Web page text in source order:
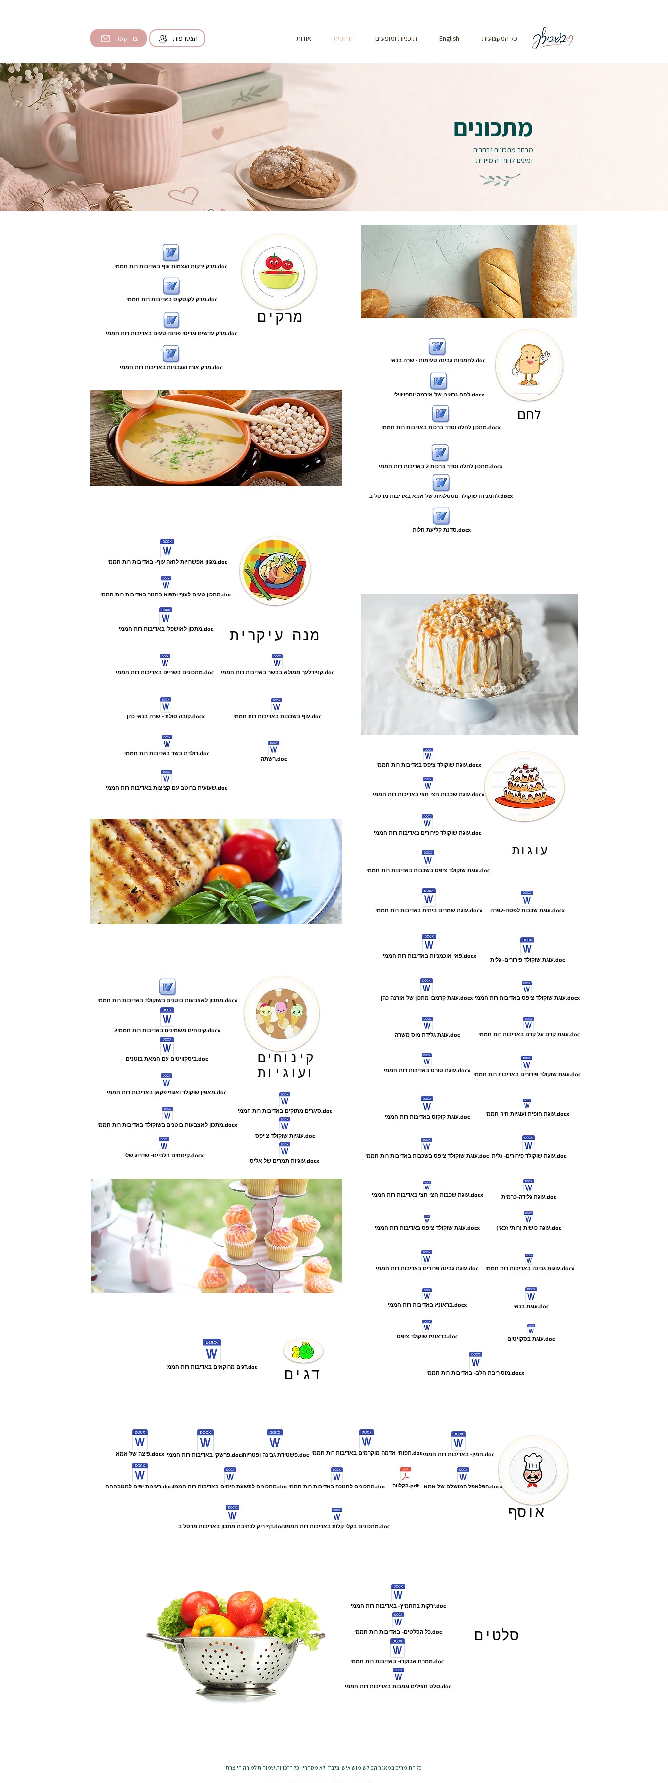
צרי קשר הצטרפות כל המקצועות English תוכניות ומופעים חיזוקית אודות
מתכונים
מבחר מתכונים נבחרים
זמינים להורדה מיידית
מרק ירקות ועצמות עוף באדיבות רות חממי.doc
מרק לקוסקוס באדיבות רות חממי.doc
מרק עדשים וגריסי פנינה טעים באדיבות רות חממי.doc
מרק אורז ועגבניות באדיבות רות חממי.doc
מרקים
מגוון אפשרויות לחזה עוף- באדיבות רות חממי.doc
מתכון טעים לעוף ותפוא בתנור באדיבות רות חממי.doc
מתכון לאושפלו באדיבות רות חממי.doc
מתכונים בשריים באדיבות רות חממי.doc
קובה סולת - שרה בנאי כהן.docx
רולדת בשר באדיבות רות חממי.doc
מנה עיקרית
קניידלעך ממולא בבשר באדיבות רות חממי.doc
עוף בשכבות באדיבות רות חממי.doc
רשתה.doc
שעועית ברוטב עם קציצות באדיבות רות חממי.doc
מתכון לאצבעות בוטנים בשוקולד באדיבות רות חממי.docx
2קינוחים משמינים באדיבות רות חממי.docx
ביסקוויטים עם חמאת בוטנים.doc
מאפין שוקולד ואגוזי פקאן באדיבות רות חממי.doc
מתכון לאצבעות בוטנים בשוקולד באדיבות רות חממי.docx
קינוחים חלביים- שדרוג שלי.docx
קינוחים
ועוגיות
סיגרים מתוקים באדיבות רות חממי.doc
עוגיות שוקולד צ'יפס.doc
עוגיות תמרים של אליס.docx
דגים מרוקאים באדיבות רות חממי.doc דגים
לחמניות גבינה טעימות - שרה בנאי.doc
לחם גרוזיני של אירמה יוספשוילי.docx
מתכון לחלה וסדר ברכות באדיבות רות חממי.docx
לחם
מתכון לחלה וסדר ברכות 2 באדיבות רות חממי.docx
לחמניות שוקולד נוסטלגיות של אמא באדיבות מרסל ב.docx
סדנת קליעת חלות.docx
עוגת שוקולד ציפס באדיבות רות חממי.docx
עוגת שכבות חצי חצי באדיבות רות חממי.docx
עוגת שוקולד פירורים באדיבות רות חממי.doc
עוגת שוקולד ציפס בשכבות באדיבות רות חממי.doc
עוגות
עוגת שמרים ביתית באדיבות רות חממי.docx עוגת שכבות לפסח-עפרה.docx
פאי אוכמניות באדיבות רות חממי.docx
עוגת קרמבו מתכון של אורנה כהן.docx
עוגת גלידת מוס משרה.doc
עוגת טורט באדיבות רות חממי.docx
עוגת שוקולד פירורים- גלית.doc
עוגת שוקולד ציפס באדיבות רות חממי.docx
עוגת קרם על קרם באדיבות רות חממי.doc
עוגת שוקולד פירורים באדיבות רות חממי.doc
עוגת קוקוס באדיבות רות חממי.doc
עוגת שוקולד ציפס בשכבות באדיבות רות חממי.doc
עוגת חופית ועוגיות חיה חממי.docx
עוגת שוקולד פירורים- גלית.doc
עוגת שכבות חצי חצי באדיבות רות חממי.docx
עוגת שוקולד ציפס באדיבות רות חממי.docx
עוגת גבינה פרורים באדיבות רות חממי.doc
בראוניז באדיבות רות חממי.docx
בראוניז שוקולד ציפס.doc
עוגת גלידה-כרמית.doc
עוגה כושית (רותי זכאי).doc
עוגות גבינה באדיבות רות חממי.docx
עוגת בנאי.doc
עוגת בסקויטים.doc
מוס ריבת חלב- באדיבות רות חממי.docx
פיצה של אמא.docx פרשקי באדיבות רות חממי.docx פשטידת גבינה ופטריות.doc תפוחי אדמה מוקרמים באדיבות רות חממי.doc
רעינות יפים למטבחחח.docx מתכונים לתשעת הימים באדיבות רות חממי.doc מתכונים לחנוכה באדיבות רות חממי.doc בקלווה.pdf
חמין- באדיבות רות חממי.doc
הפלאפל המושלם של אמא.docx
דף ריק לכתיבת מתכון באדיבות מרסל ב.docx מתכונים בקלי קלות באדיבות רות חממי.doc
אוסף
ירקות בתחמיץ- באדיבות רות חממי.doc
כל הסלטים- באדיבות רות חממי.doc
ממרח אבוקדו- באדיבות רות חממי.doc
סלטים
סלט חצילים וגמבות באדיבות רות חממי.doc
כל החומרים במאגר הם לשימוש אישי בלבד ולא מסחרי | כל הזכויות שמורות למורה היוצרת